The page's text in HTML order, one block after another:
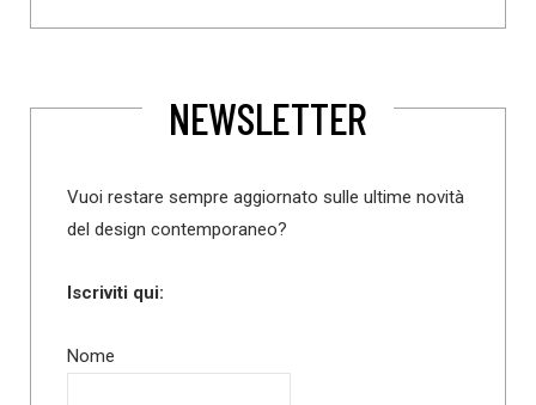
NEWSLETTER
Vuoi restare sempre aggiornato sulle ultime novità
del design contemporaneo?
Iscriviti qui:
Nome